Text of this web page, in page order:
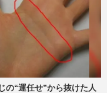
の“運任せ”から抜けた人